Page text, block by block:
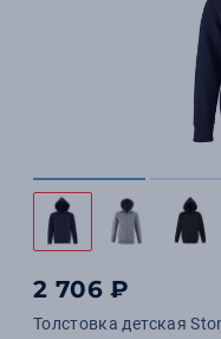
2 706 ₽
Толстовка детская